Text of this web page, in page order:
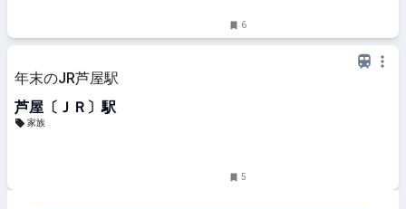
6
年末のJR芦屋駅
芦屋〔ＪＲ〕駅
家族
5